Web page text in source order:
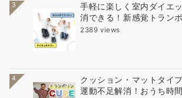
3
手軽に楽しく室内ダイエ
消できる！新感覚トラン
2389 views
4
クッション・マットタイ
運動不足解消！おうち時